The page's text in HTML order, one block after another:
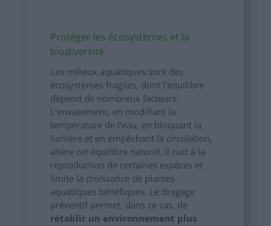
Protéger les écosystèmes et la
biodiversité
Les milieux aquatiques sont des
écosystèmes fragiles, dont l’équilibre
dépend de nombreux facteurs.
L’envasement, en modifiant la
température de l’eau, en bloquant la
lumière et en empêchant la circulation,
altère cet équilibre naturel. Il nuit à la
reproduction de certaines espèces et
limite la croissance de plantes
aquatiques bénéfiques. Le dragage
préventif permet, dans ce cas, de
rétablir un environnement plus